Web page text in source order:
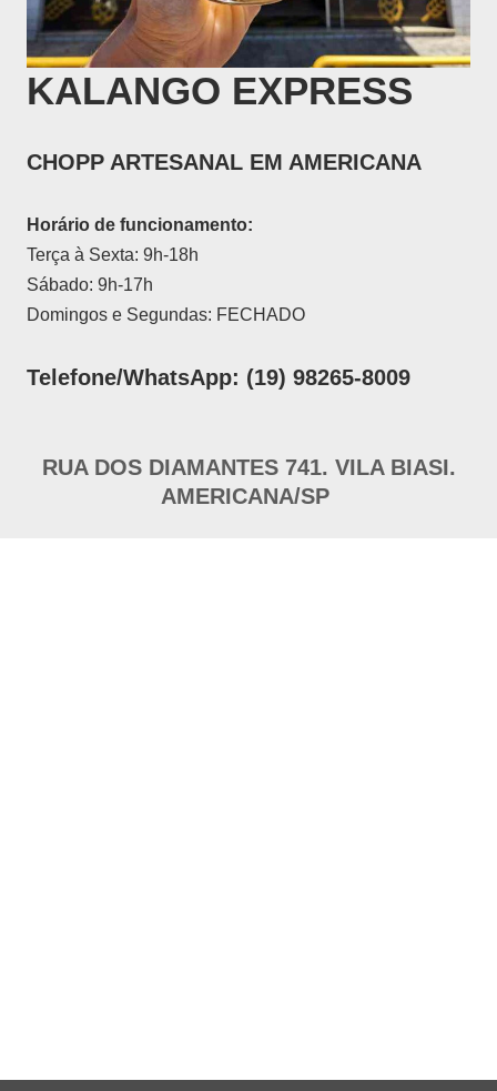
KALANGO EXPRESS
CHOPP ARTESANAL EM AMERICANA
Horário de funcionamento:
Terça à Sexta: 9h-18h
Sábado: 9h-17h
Domingos e Segundas: FECHADO
Telefone/WhatsApp: (19) 98265-8009
RUA DOS DIAMANTES 741. VILA BIASI.
AMERICANA/SP